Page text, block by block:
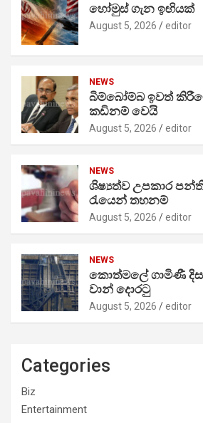
හෝමුස් ගැන ඉඟියක්
August 5, 2026 editor
NEWS
බිම්බෝම්බ ඉවත්
කඩිනම් වෙයි
August 5, 2026 editor
NEWS
ශිෂ්‍යත්ව උපකාර පන්ති
රැයෙන් තහනම්
August 5, 2026 editor
NEWS
කොත්මලේ ගාමිණී
වාන් දොරටු
August 5, 2026 editor
Categories
Biz
Entertainment